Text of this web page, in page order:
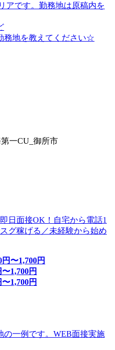
アです。勤務地は原稿内を
務地を教えてください☆
一CU_御所市
日面接OK！自宅から電話1
グ稼げる／未経験から始め
円〜1,700円
〜1,700円
〜1,700円
一例です。WEB面接実施